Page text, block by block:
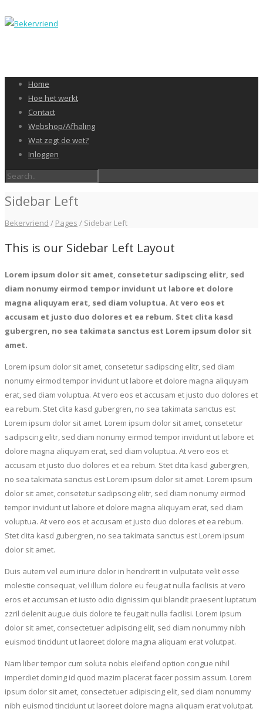
Home
Hoe het werkt
Contact
Webshop/Afhaling
Wat zegt de wet?
Inloggen
Sidebar Left
Bekervriend / Pages / Sidebar Left
This is our Sidebar Left Layout
Lorem ipsum dolor sit amet, consetetur sadipscing elitr, sed
diam nonumy eirmod tempor invidunt ut labore et dolore
magna aliquyam erat, sed diam voluptua. At vero eos et
accusam et justo duo dolores et ea rebum. Stet clita kasd
gubergren, no sea takimata sanctus est Lorem ipsum dolor sit
amet.
Lorem ipsum dolor sit amet, consetetur sadipscing elitr, sed diam
nonumy eirmod tempor invidunt ut labore et dolore magna aliquyam
erat, sed diam voluptua. At vero eos et accusam et justo duo dolores et
ea rebum. Stet clita kasd gubergren, no sea takimata sanctus est
Lorem ipsum dolor sit amet. Lorem ipsum dolor sit amet, consetetur
sadipscing elitr, sed diam nonumy eirmod tempor invidunt ut labore et
dolore magna aliquyam erat, sed diam voluptua. At vero eos et
accusam et justo duo dolores et ea rebum. Stet clita kasd gubergren,
no sea takimata sanctus est Lorem ipsum dolor sit amet. Lorem ipsum
dolor sit amet, consetetur sadipscing elitr, sed diam nonumy eirmod
tempor invidunt ut labore et dolore magna aliquyam erat, sed diam
voluptua. At vero eos et accusam et justo duo dolores et ea rebum.
Stet clita kasd gubergren, no sea takimata sanctus est Lorem ipsum
dolor sit amet.
Duis autem vel eum iriure dolor in hendrerit in vulputate velit esse
molestie consequat, vel illum dolore eu feugiat nulla facilisis at vero
eros et accumsan et iusto odio dignissim qui blandit praesent luptatum
zzril delenit augue duis dolore te feugait nulla facilisi. Lorem ipsum
dolor sit amet, consectetuer adipiscing elit, sed diam nonummy nibh
euismod tincidunt ut laoreet dolore magna aliquam erat volutpat.
Nam liber tempor cum soluta nobis eleifend option congue nihil
imperdiet doming id quod mazim placerat facer possim assum. Lorem
ipsum dolor sit amet, consectetuer adipiscing elit, sed diam nonummy
nibh euismod tincidunt ut laoreet dolore magna aliquam erat volutpat.